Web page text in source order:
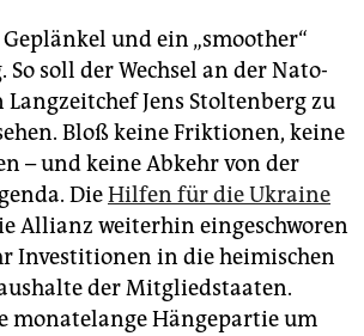
und ein „smoother“
So soll der Wechsel an der Nato-
Langzeitchef Jens Stoltenberg zu
Bloß keine Friktionen, keine
– und keine Abkehr von der
DieHilfen für die Ukraine
Allianz weiterhin eingeschworen
Investitionen in die heimischen
der Mitgliedstaaten.
monatelange Hängepartie um